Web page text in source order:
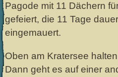
Pagode mit 11 Dächern
gefeiert, die 11 Tage
eingemauert.
Oben am Kratersee
Dann geht es auf einer